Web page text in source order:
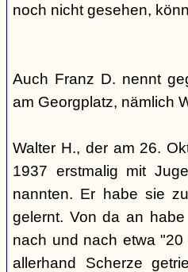
noch nicht gesehen,
Auch Franz D. nennt
am Georgplatz, nämlich
Walter H., der am 26.
1937 erstmalig mit
nannten. Er habe sie
gelernt. Von da an
nach und nach etwa
allerhand Scherze